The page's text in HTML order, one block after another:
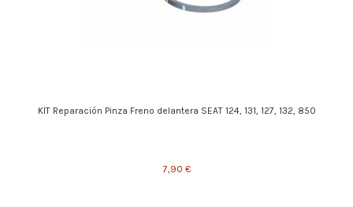
KIT Reparación Pinza Freno delantera SEAT 124, 131, 127, 132, 850
7,90 €